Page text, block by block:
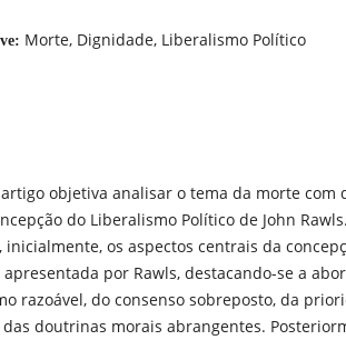
Morte, Dignidade, Liberalismo Político
objetiva analisar o tema da morte com
do Liberalismo Político de John
inicialmente, os aspectos centrais da
por Rawls, destacando-se a
razoável, do consenso sobreposto, da
doutrinas morais abrangentes.